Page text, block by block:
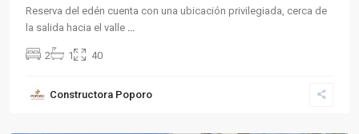
Reserva del edén cuenta con una ubicación privilegiada, cerca de
la salida hacia el valle
2 1 40
Constructora Poporo
Occidente,